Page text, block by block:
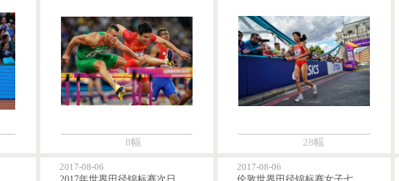
8幅 28幅
2017-08-06
2017-08-06